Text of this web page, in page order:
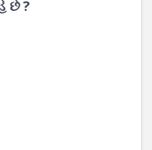
છે ?